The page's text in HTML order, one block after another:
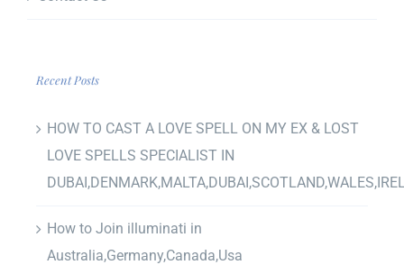
Recent Posts
HOW TO CAST A LOVE SPELL ON MY EX & LOST
LOVE SPELLS SPECIALIST IN
How to Join illuminati in
Australia,Germany,Canada,Usa